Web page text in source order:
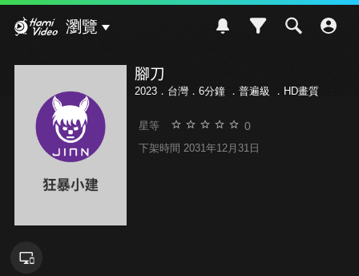
瀏覽
腳刀
2023．台灣．6分鐘 ． 普遍級 ．HD畫質
星等 0
下架時間 2031年12月31日